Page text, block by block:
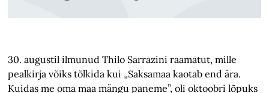
30. augustil ilmunud Thilo Sarrazini raamatut, mille
pealkirja võiks tõlkida kui „Saksamaa kaotab end ära.
Kuidas me oma maa mängu paneme”, oli oktoobri lõpuks